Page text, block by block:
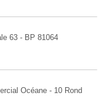
63 - BP 81064
Océane - 10 Rond